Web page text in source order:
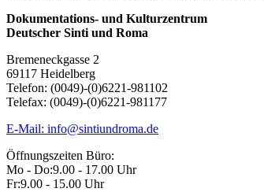
Dokumentations- und Kulturzentrum
Deutscher Sinti und Roma
Bremeneckgasse 2
69117 Heidelberg
Telefon: (0049)-(0)6221-981102
Telefax: (0049)-(0)6221-981177
E-Mail: info@sintiundroma.de
Öffnungszeiten Büro:
Mo - Do:9.00 - 17.00 Uhr
Fr:9.00 - 15.00 Uhr